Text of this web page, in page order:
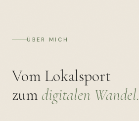
ÜBER MICH
Vom Lokalsport
zum digitalen Wandel.